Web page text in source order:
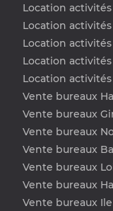
Location
Location
Location
Location activités
Location
Vente bureaux
Vente bureaux
Vente bureaux
Vente bureaux
Vente bureaux
Vente bureaux
Vente bureaux